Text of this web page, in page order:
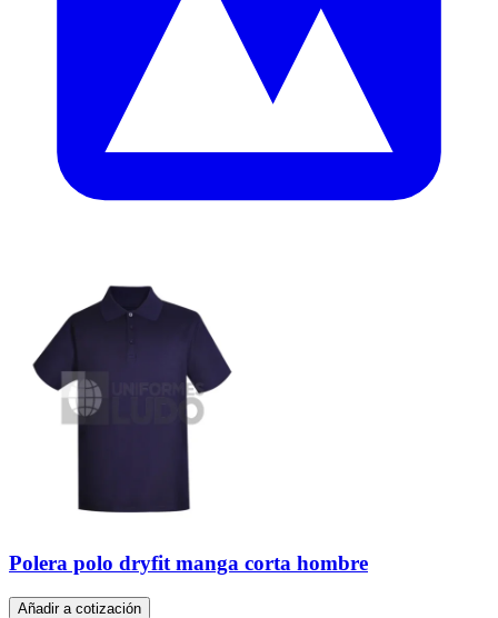
Polera polo dryfit manga corta hombre
Añadir a cotización